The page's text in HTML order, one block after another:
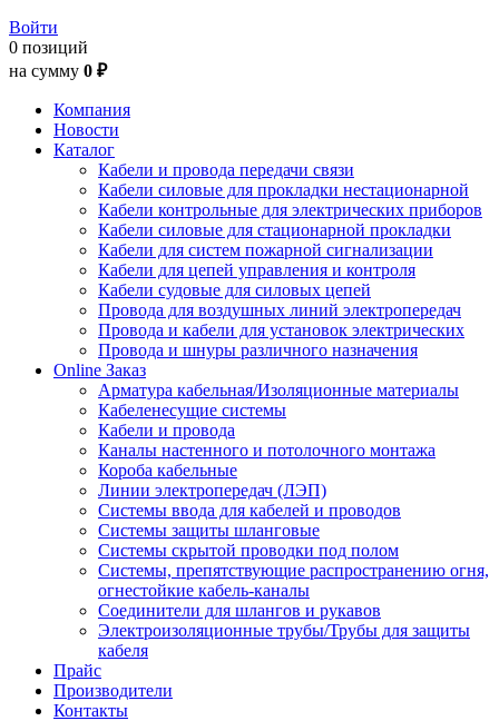
Войти
0 позиций
на сумму 0 ₽
Компания
Новости
Каталог
Кабели и провода передачи связи
Кабели силовые для прокладки нестационарной
Кабели контрольные для электрических приборов
Кабели силовые для стационарной прокладки
Кабели для систем пожарной сигнализации
Кабели для цепей управления и контроля
Кабели судовые для силовых цепей
Провода для воздушных линий электропередач
Провода и кабели для установок электрических
Провода и шнуры различного назначения
Online Заказ
Арматура кабельная/Изоляционные материалы
Кабеленесущие системы
Кабели и провода
Каналы настенного и потолочного монтажа
Короба кабельные
Линии электропередач (ЛЭП)
Системы ввода для кабелей и проводов
Системы защиты шланговые
Системы скрытой проводки под полом
Системы, препятствующие распространению огня,
огнестойкие кабель-каналы
Соединители для шлангов и рукавов
Электроизоляционные трубы/Трубы для защиты
кабеля
Прайс
Производители
Контакты